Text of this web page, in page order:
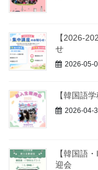
【2026-
せ
2026-05-
【韓国語
2026-04-
【韓国語
迎会